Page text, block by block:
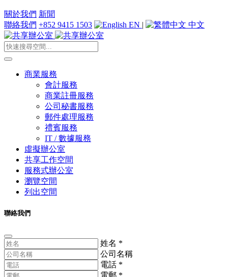
關於我們 新聞
聯絡我們 +852 9415 1503 EN | 中文
商業服務
會計服務
商業註冊服務
公司秘書服務
郵件處理服務
禮賓服務
IT / 數據服務
虛擬辦公室
共享工作空間
服務式辦公室
瀏覽空間
列出空間
聯絡我們
姓名 *
公司名稱
電話 *